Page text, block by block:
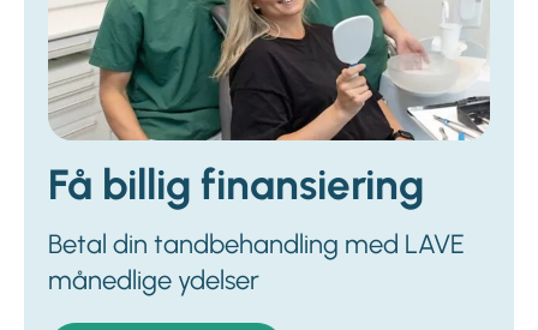
Få billig finansiering
Betal din tandbehandling med LAVE
månedlige ydelser